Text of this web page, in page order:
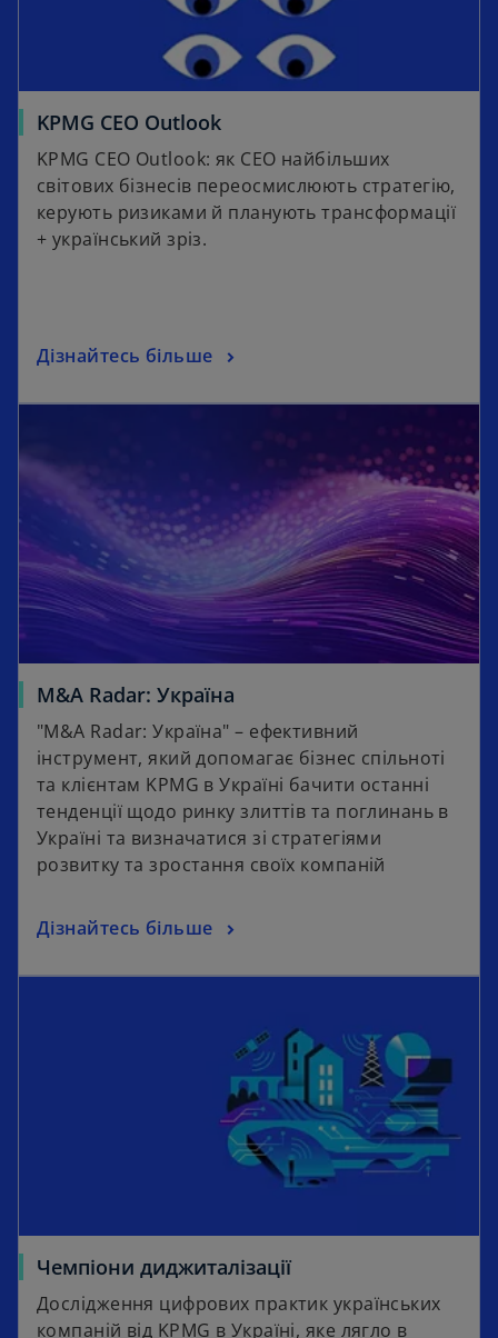
KPMG CEO Outlook
KPMG CEO Outlook: як СЕО найбільших
світових бізнесів переосмислюють стратегію,
керують ризиками й планують трансформації
+ український зріз.
Дізнайтесь більше
M&A Radar: Україна
"M&A Radar: Україна" – ефективний
інструмент, який допомагає бізнес спільноті
та клієнтам KPMG в Україні бачити останні
тенденції щодо ринку злиттів та поглинань в
Україні та визначатися зі стратегіями
розвитку та зростання своїх компаній
Дізнайтесь більше
Чемпіони диджиталізації
Дослідження цифрових практик українських
компаній від KPMG в Україні, яке лягло в